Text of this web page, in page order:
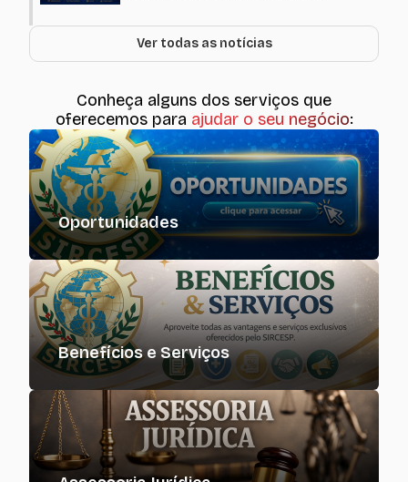
Ver todas as notícias
Conheça alguns dos serviços que
oferecemos para ajudar o seu negócio:
Oportunidades
Benefícios e Serviços